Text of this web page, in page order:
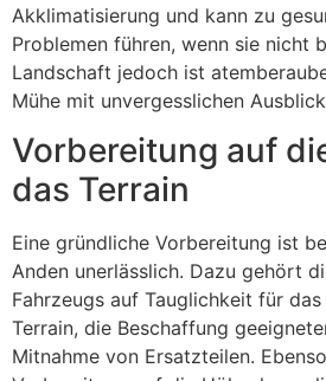
Akklimatisierung und kann zu
Problemen führen, wenn sie nicht
Landschaft jedoch ist
Mühe mit unvergesslichen
Vorbereitung auf
das Terrain
Eine gründliche Vorbereitung ist
Anden unerlässlich. Dazu gehört
Fahrzeugs auf Tauglichkeit für
Terrain, die Beschaffung
Mitnahme von Ersatzteilen.